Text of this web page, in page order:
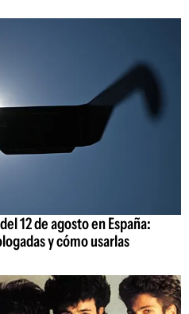
12 de agosto en España:
y cómo usarlas